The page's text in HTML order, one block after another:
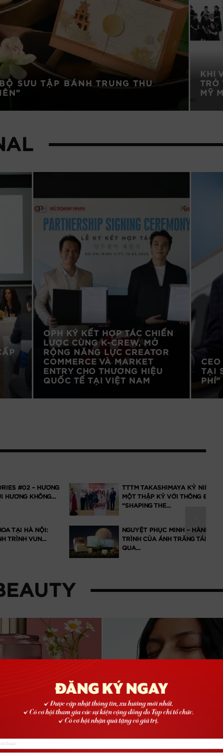
SƯU TẬP BÁNH TRUNG THU
KHI
TRỞ
MỸ
OPH KÝ KẾT HỢP TÁC CHIẾN
LƯỢC CÙNG K-CREW, MỞ
RỘNG NĂNG LỰC CREATOR
COMMERCE VÀ MARKET
ENTRY CHO THƯƠNG HIỆU
QUỐC TẾ TẠI VIỆT NAM
TẠI
– HƯƠNG
KHÔNG…
NỘI:
VUN…
TTTM TAKASHIMAYA KỶ NIỆM
MỘT THẬP KỶ VỚI THÔNG ĐIỆP
“SHAPING THE…
NGUYỆT PHỤC MINH – HÀNH
TRÌNH CỦA ÁNH TRĂNG TÁI HIỆN
QUA…
OLAPLEX RA MẮT KEM
PHỤC HỒI TÓC TOÀN
DIỆN